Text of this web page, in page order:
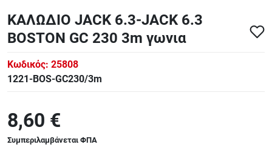
ΚΑΛΩΔΙΟ JACK 6.3-JACK 6.3
BOSTON GC 230 3m γωνια
Κωδικός: 25808
1221-BOS-GC230/3m
8,60 €
Συμπεριλαμβάνεται ΦΠΑ